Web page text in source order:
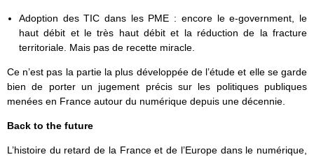
Adoption des TIC dans les PME : encore le e-government, le
haut débit et le très haut débit et la réduction de la fracture
territoriale. Mais pas de recette miracle.
Ce n’est pas la partie la plus développée de l’étude et elle se garde
bien de porter un jugement précis sur les politiques publiques
menées en France autour du numérique depuis une décennie.
Back to the future
L’histoire du retard de la France et de l’Europe dans le numérique,